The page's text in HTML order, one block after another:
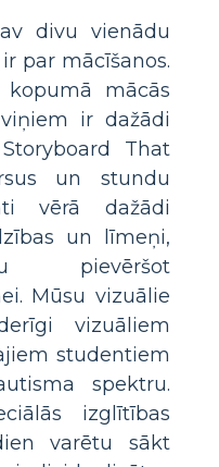
divu vienādu
par mācīšanos.
mācās
ir dažādi
That
un stundu
vērā dažādi
un līmeņi,
pievēršot
Mūsu vizuālie
vizuāliem
studentiem
spektru.
izglītības
varētu sākt